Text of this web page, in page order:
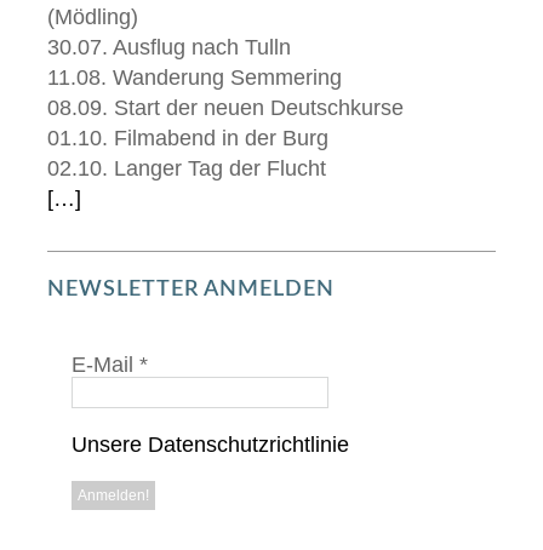
(Mödling)
30.07. Ausflug nach Tulln
11.08. Wanderung Semmering
08.09. Start der neuen Deutschkurse
01.10. Filmabend in der Burg
02.10. Langer Tag der Flucht
[…]
NEWSLETTER ANMELDEN
E-Mail *
Unsere Datenschutzrichtlinie